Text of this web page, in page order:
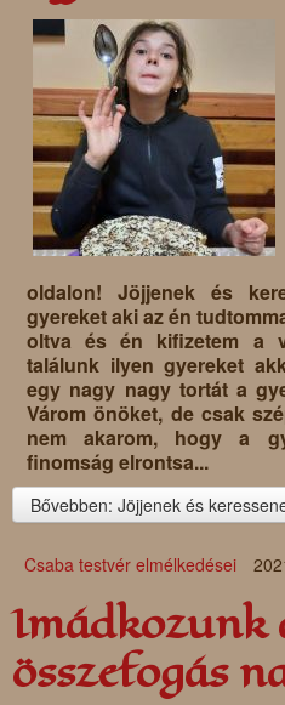
oldalon! Jöjjenek és
gyereket aki az én
oltva és én kifizetem a
találunk ilyen gyereket
egy nagy nagy tortát a
Várom önöket, de csak
nem akarom, hogy a
finomság elrontsa...
Bővebben: Jöjjenek és
Csaba testvér elmélkedései
Imádkozunk
összefogás